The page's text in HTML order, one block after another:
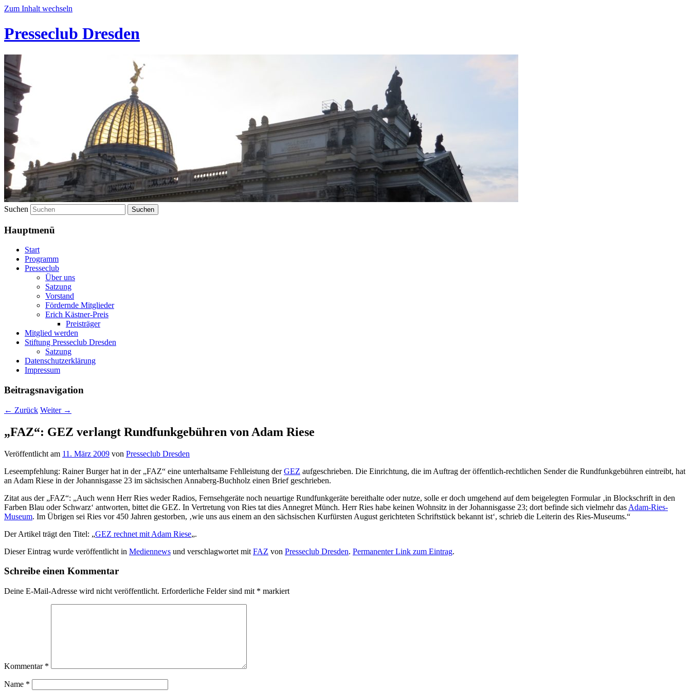
Zum Inhalt wechseln
Presseclub Dresden
Suchen
Hauptmenü
Start
Programm
Presseclub
Über uns
Satzung
Vorstand
Fördernde Mitglieder
Erich Kästner-Preis
Preisträger
Mitglied werden
Stiftung Presseclub Dresden
Satzung
Datenschutzerklärung
Impressum
Beitragsnavigation
← Zurück Weiter →
„FAZ“: GEZ verlangt Rundfunkgebühren von Adam Riese
Veröffentlicht am 11. März 2009 von Presseclub Dresden
Leseempfehlung: Rainer Burger hat in der „FAZ“ eine unterhaltsame Fehlleistung derGEZ aufgeschrieben. Die Einrichtung, die im Auftrag der öffentlich-rechtlichen Sender die Rundfunkgebühren eintreibt, hat
an Adam Riese in der Johannisgasse 23 im sächsischen Annaberg-Buchholz einen Brief geschrieben.
Zitat aus der „FAZ“: „Auch wenn Herr Ries weder Radios, Fernsehgeräte noch neuartige Rundfunkgeräte bereithalte oder nutze, solle er doch umgehend auf dem beigelegten Formular ‚in Blockschrift in den
Farben Blau oder Schwarz‘ antworten, bittet die GEZ. In Vertretung von Ries tat dies Annegret Münch. Herr Ries habe keinen Wohnsitz in der Johannisgasse 23; dort befinde sich vielmehr das Adam-Ries-
Museum. Im Übrigen sei Ries vor 450 Jahren gestorben, ‚wie uns aus einem an den sächsischen Kurfürsten August gerichteten Schriftstück bekannt ist‘, schrieb die Leiterin des Ries-Museums.“
Der Artikel trägt den Titel: „GEZ rechnet mit Adam Riese„.
Dieser Eintrag wurde veröffentlicht in Mediennews und verschlagwortet mit FAZ von Presseclub Dresden. Permanenter Link zum Eintrag.
Schreibe einen Kommentar
Deine E-Mail-Adresse wird nicht veröffentlicht. Erforderliche Felder sind mit * markiert
Kommentar *
Name *